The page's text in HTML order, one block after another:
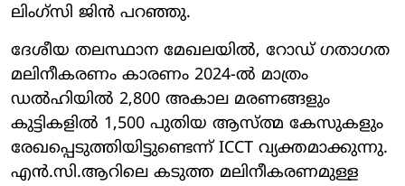
ലിംഗ്സി ജിൻ പറഞ്ഞു.
ദേശീയ തലസ്ഥാന മേഖലയിൽ, റോഡ് ഗതാഗത
മലിനീകരണം കാരണം 2024-ൽ മാത്രം
ഡൽഹിയിൽ 2,800 അകാല മരണങ്ങളും
കുട്ടികളിൽ 1,500 പുതിയ ആസ്ത്മ കേസുകളും
രേഖപ്പെടുത്തിയിട്ടുണ്ടെന്ന് ICCT വ്യക്തമാക്കുന്നു.
എൻ.സി.ആറിലെ കടുത്ത മലിനീകരണമുള്ള